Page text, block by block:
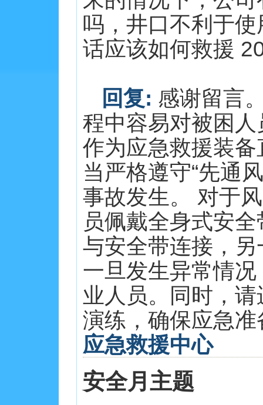
吗，井口不利于
话应该如何救援
回复: 感谢留言
程中容易对被困
作为应急救援装
当严格遵守“先通
事故发生。 对于
员佩戴全身式安
与安全带连接，
一旦发生异常情
业人员。同时，
演练，确保应急
应急救援中心
安全月主题